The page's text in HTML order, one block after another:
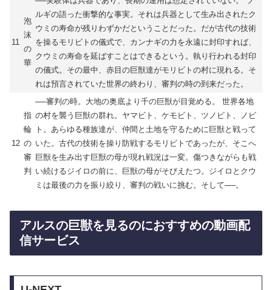
11
泡
沫
の
華
ルギの語った衝撃的な事実。それは兵器として生み出されたク
ウミの寿命が残りわずかだということだった。だが古代の技術
を操るモリビトの儀式で、カンナギの力を永遠に封印すれば、
クウミの寿命を延ばすことはできるという。執り行われる封印
の儀式。その最中、赤目の巨獣達がモリビトの村に現れる。そ
れは預言されていた世界の終わり、審判の時の到来だった。
12
指
輪
の
審
判
──審判の時。大地の奥底より千の巨獣が目覚める。 世界各地
の村を襲う巨獣の群れ。ヤマビト、ケモビト、ツノビト、ノビ
ト。あらゆる種族達が、仲間と土地を守るために巨獣と戦って
いた。古代の技術を操り防戦するモリビトであったが、そこへ
巨獣を生み出す巨獣の母が現れ戦況は一変。傷つきながらも戦
い続けるジイロの前に、巨獣の母がそびえたつ。ジイロとクウ
ミは最後の力を振り絞り、審判の戦いに挑む。そして──。
アルスの巨獣を見るのにおすすめの動画配
信サービス